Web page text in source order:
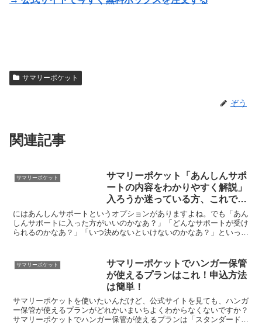
サマリーポケット
ぞう
関連記事
サマリーポケット
サマリーポケット「あんしんサポ
ートの内容をわかりやすく解説」
入ろうか迷っている方、これで入
るか入らないか決められます。
にはあんしんサポートというオプションがありますよね。でも「あん
しんサポートに入った方がいいのかなあ？」「どんなサポートが受け
られるのかなあ？」「いつ決めないといけないのかなあ？」といった
サマリーポケット
サマリーポケットでハンガー保管
が使えるプランはこれ！申込方法
は簡単！
サマリーポケットを使いたいんだけど、公式サイトを見ても、ハンガ
ー保管が使えるプランがどれかいまいちよくわからなくないですか？
サマリーポケットでハンガー保管が使えるプランは「スタンダードプ